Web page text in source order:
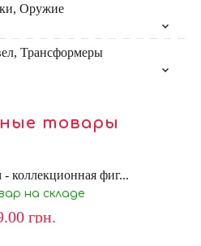
Оружие
Трансформеры
товары
- коллекционная фиг...
на складе
грн.